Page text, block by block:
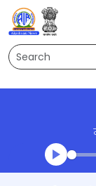
Search